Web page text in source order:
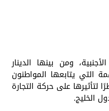
ومن بينها الدينار
التي يتابعها المواطنون
على حركة التجارة
الخليج.